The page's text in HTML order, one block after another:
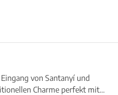
von Santanyí und
Charme perfekt mit